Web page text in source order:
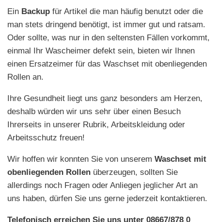
Ein Backup für Artikel die man häufig benutzt oder die
man stets dringend benötigt, ist immer gut und ratsam.
Oder sollte, was nur in den seltensten Fällen vorkommt,
einmal Ihr Wascheimer defekt sein, bieten wir Ihnen
einen Ersatzeimer für das Waschset mit obenliegenden
Rollen an.
Ihre Gesundheit liegt uns ganz besonders am Herzen,
deshalb würden wir uns sehr über einen Besuch
Ihrerseits in unserer Rubrik, Arbeitskleidung oder
Arbeitsschutz freuen!
Wir hoffen wir konnten Sie von unserem Waschset mit
obenliegenden Rollen überzeugen, sollten Sie
allerdings noch Fragen oder Anliegen jeglicher Art an
uns haben, dürfen Sie uns gerne jederzeit kontaktieren.
Telefonisch erreichen Sie uns unter 08667/878 0